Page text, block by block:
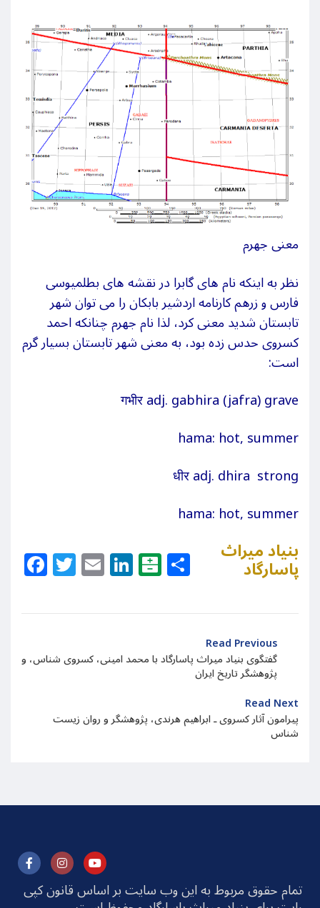
معنی جهرم
نظر به اینکه نام های گابرا در نقشه های بطلمیوسی
فارس و زرهم کارنامه اردشیر بابکان را می توان شهر
تابستان شدید معنی کرد، لذا نام جهرم چنانکه احمد
کسروی حدس زده بود، به معنی شهر تابستان بسیار گرم
است:
गभीर adj. gabhira (jafra) grave
hama: hot, summer
धीर adj. dhira strong
hama: hot, summer
Facebook
Twitter
EmailLinkedIn
Balatarin
Share
بنیاد میراث
پاسارگاد
Read Previous
گفتگوی بنیاد میراث پاسارگاد با محمد امینی، کسروی شناس، و
پژوهشگر تاریخ ایران
Read Next
پیرامون آثار کسروی ـ ابراهیم هرندی، پژوهشگر و روان زیست
شناس
تمام حقوق مربوط به این وب سایت بر اساس قانون کپی